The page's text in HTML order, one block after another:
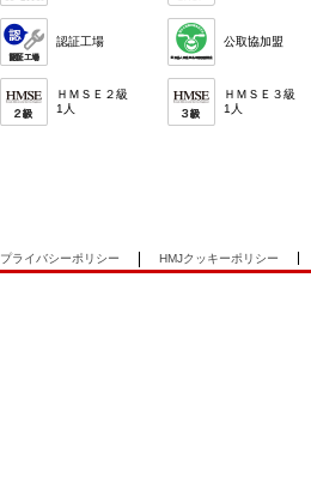
認証工場 公取協加盟
ＨＭＳＥ２級
1人
ＨＭＳＥ３級
1人
プライバシーポリシー HMJクッキーポリシー